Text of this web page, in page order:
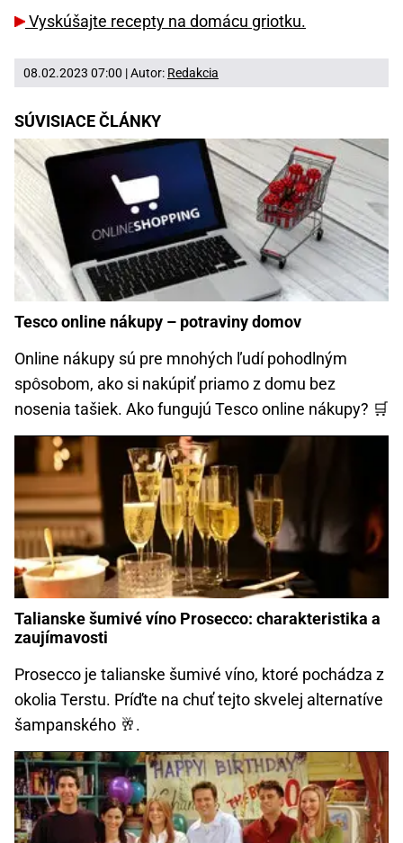
Vyskúšajte recepty na domácu griotku.
08.02.2023 07:00 | Autor: Redakcia
SÚVISIACE ČLÁNKY
Tesco online nákupy – potraviny domov
Online nákupy sú pre mnohých ľudí pohodlným
spôsobom, ako si nakúpiť priamo z domu bez
nosenia tašiek. Ako fungujú Tesco online nákupy? 🛒
Talianske šumivé víno Prosecco: charakteristika a
zaujímavosti
Prosecco je talianske šumivé víno, ktoré pochádza z
okolia Terstu. Príďte na chuť tejto skvelej alternatíve
šampanského 🥂.